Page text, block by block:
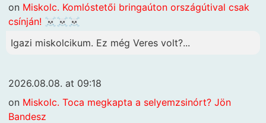
on Miskolc. Komlóstetői bringaúton országútival csak
csínján! ☠️☠️☠️
Igazi miskolcikum. Ez még Veres volt?...
2026.08.08. at 09:18
on Miskolc. Toca megkapta a selyemzsinórt? Jön
Bandesz